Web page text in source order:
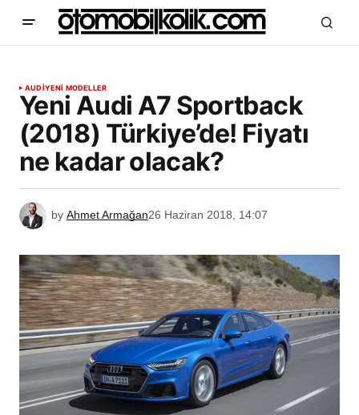
AUDIYENİ MODELLER
Yeni Audi A7 Sportback
(2018) Türkiye’de! Fiyatı
ne kadar olacak?
by Ahmet Armağan26 Haziran 2018, 14:07